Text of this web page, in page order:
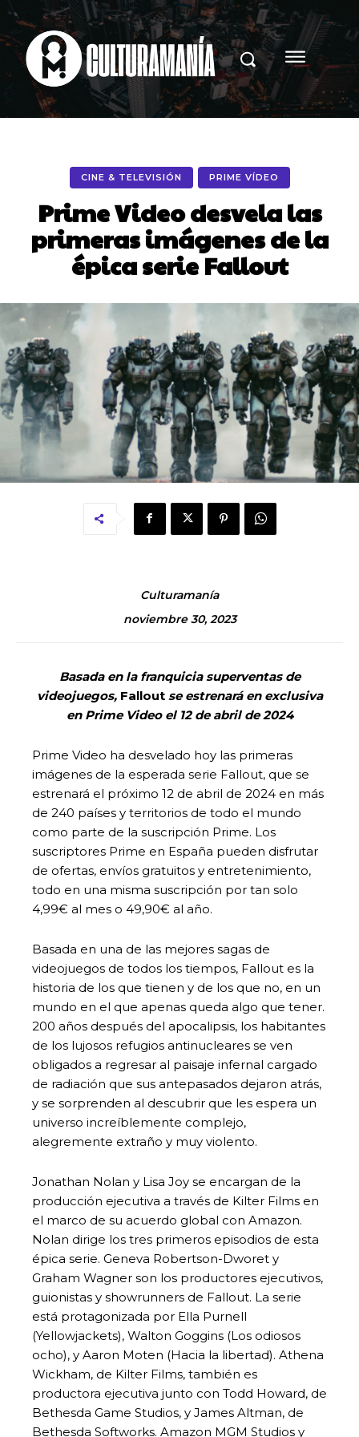
CINE & TELEVISIÓN PRIME VÍDEO
Prime Video desvela las
primeras imágenes de la
épica serie Fallout
Culturamanía
noviembre 30, 2023
Basada en la franquicia superventas de
videojuegos, Falloutse estrenará en exclusiva
en Prime Video el 12 de abril de 2024
Prime Video ha desvelado hoy las primeras
imágenes de la esperada serie Fallout, que se
estrenará el próximo 12 de abril de 2024 en más
de 240 países y territorios de todo el mundo
como parte de la suscripción Prime. Los
suscriptores Prime en España pueden disfrutar
de ofertas, envíos gratuitos y entretenimiento,
todo en una misma suscripción por tan solo
4,99€ al mes o 49,90€ al año.
Basada en una de las mejores sagas de
videojuegos de todos los tiempos, Fallout es la
historia de los que tienen y de los que no, en un
mundo en el que apenas queda algo que tener.
200 años después del apocalipsis, los habitantes
de los lujosos refugios antinucleares se ven
obligados a regresar al paisaje infernal cargado
de radiación que sus antepasados dejaron atrás,
y se sorprenden al descubrir que les espera un
universo increíblemente complejo,
alegremente extraño y muy violento.
Jonathan Nolan y Lisa Joy se encargan de la
producción ejecutiva a través de Kilter Films en
el marco de su acuerdo global con Amazon.
Nolan dirige los tres primeros episodios de esta
épica serie. Geneva Robertson-Dworet y
Graham Wagner son los productores ejecutivos,
guionistas y showrunners de Fallout. La serie
está protagonizada por Ella Purnell
(Yellowjackets), Walton Goggins (Los odiosos
ocho), y Aaron Moten (Hacia la libertad). Athena
Wickham, de Kilter Films, también es
productora ejecutiva junto con Todd Howard, de
Bethesda Game Studios, y James Altman, de
Bethesda Softworks. Amazon MGM Studios y